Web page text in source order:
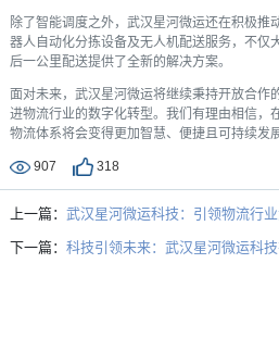
除了智能调度之外，武汉星河微运还在积极推
器人自动化分拣设备及无人机配送服务，不仅
后一公里配送提供了全新的解决方案。
面对未来，武汉星河微运将继续秉持开放合作
进物流行业的数字化转型。我们有理由相信，
物流体系将会变得更加智慧、便捷且可持续发展
907 318
上一篇： 武汉星河微运科技：引领物流行
下一篇： 科技引领未来：武汉星河微运科